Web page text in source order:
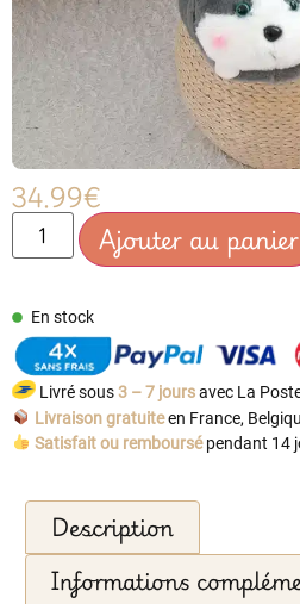
34.99€
Ajouter au panier
En stock
Livré sous3 – 7 joursavec La
Livraison gratuiteen France,
Satisfait ou remboursépendant 14
Description
Informations